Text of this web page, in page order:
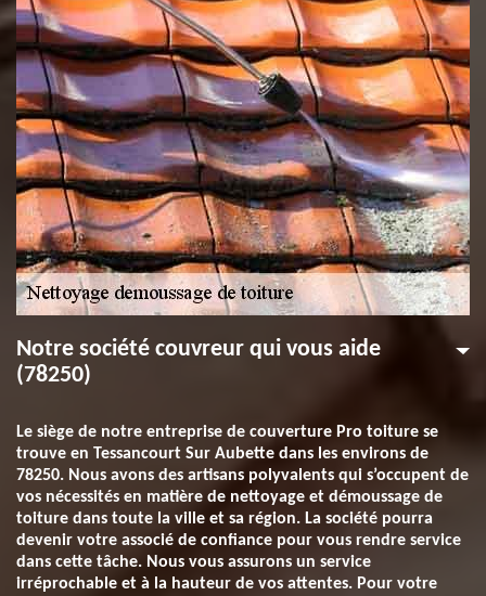
Notre société couvreur qui vous aide
(78250)
Le siège de notre entreprise de couverture Pro toiture se
trouve en Tessancourt Sur Aubette dans les environs de
78250. Nous avons des artisans polyvalents qui s’occupent de
vos nécessités en matière de nettoyage et démoussage de
toiture dans toute la ville et sa région. La société pourra
devenir votre associé de confiance pour vous rendre service
dans cette tâche. Nous vous assurons un service
irréprochable et à la hauteur de vos attentes. Pour votre